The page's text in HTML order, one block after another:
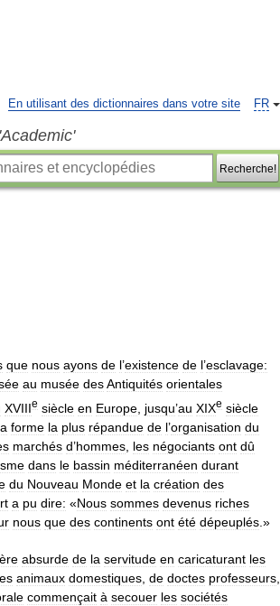
FR
En utilisant des dictionnaires dans votre site
Recherche!
que nous ayons de l’existence de l’esclavage:
au musée desAntiquités orientales
XVIIIe siècle en Europe jusqu’au XIXe siècle
forme la plus répandue de l’organisation du
marchés d’hommes les négociants ont dû
dans le bassin méditerranéen durant
du Nouveau Monde et la création des
a pu dire: «Nous sommes devenus riches
nous que des continents ont été dépeuplés .»
absurde de la servitude en caricaturant les
animaux domestiques, de doctes professeurs,
commençait à secouer les sociétés